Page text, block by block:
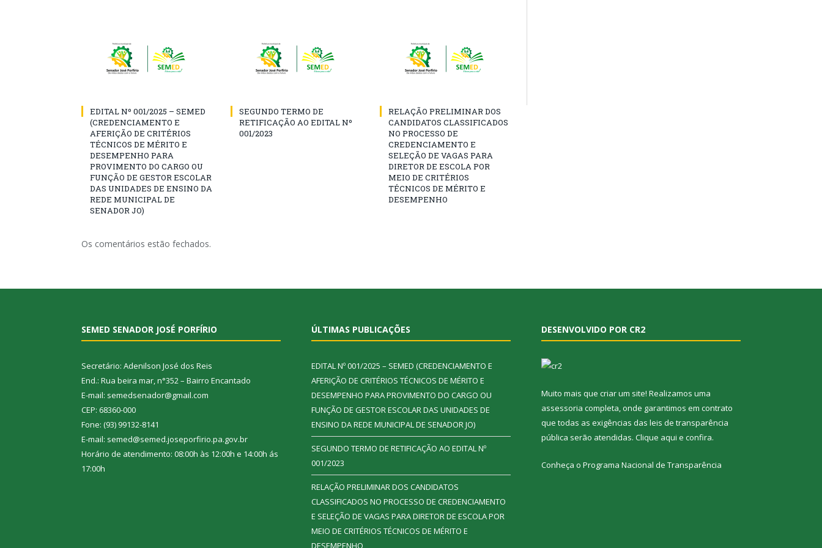
EDITAL Nº 001/2025 – SEMED
(CREDENCIAMENTO E
AFERIÇÃO DE CRITÉRIOS
TÉCNICOS DE MÉRITO E
DESEMPENHO PARA
PROVIMENTO DO CARGO OU
FUNÇÃO DE GESTOR ESCOLAR
DAS UNIDADES DE ENSINO DA
REDE MUNICIPAL DE
SENADOR JO)
SEGUNDO TERMO DE
RETIFICAÇÃO AO EDITAL Nº
001/2023
RELAÇÃO PRELIMINAR DOS
CANDIDATOS CLASSIFICADOS
NO PROCESSO DE
CREDENCIAMENTO E
SELEÇÃO DE VAGAS PARA
DIRETOR DE ESCOLA POR
MEIO DE CRITÉRIOS
TÉCNICOS DE MÉRITO E
DESEMPENHO
Os comentários estão fechados.
SEMED SENADOR JOSÉ PORFÍRIO
Secretário: Adenilson José dos Reis
End.: Rua beira mar, n°352 – Bairro Encantado
E-mail: semedsenador@gmail.com
CEP: 68360-000
Fone: (93) 99132-8141
E-mail: semed@semed.joseporfirio.pa.gov.br
Horário de atendimento: 08:00h às 12:00h e 14:00h ás
17:00h
ÚLTIMAS PUBLICAÇÕES
EDITAL Nº 001/2025 – SEMED (CREDENCIAMENTO E
AFERIÇÃO DE CRITÉRIOS TÉCNICOS DE MÉRITO E
DESEMPENHO PARA PROVIMENTO DO CARGO OU
FUNÇÃO DE GESTOR ESCOLAR DAS UNIDADES DE
ENSINO DA REDE MUNICIPAL DE SENADOR JO)
SEGUNDO TERMO DE RETIFICAÇÃO AO EDITAL Nº
001/2023
RELAÇÃO PRELIMINAR DOS CANDIDATOS
CLASSIFICADOS NO PROCESSO DE CREDENCIAMENTO
E SELEÇÃO DE VAGAS PARA DIRETOR DE ESCOLA POR
MEIO DE CRITÉRIOS TÉCNICOS DE MÉRITO E
DESEMPENHO
DESENVOLVIDO POR CR2
Muito mais que criar um site! Realizamos uma
assessoria completa, onde garantimos em contrato
que todas as exigências das leis de transparência
pública serão atendidas. Clique aqui e confira.
Conheça o Programa Nacional de Transparência